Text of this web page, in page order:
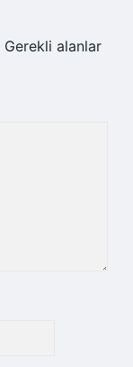
Gerekli alanlar